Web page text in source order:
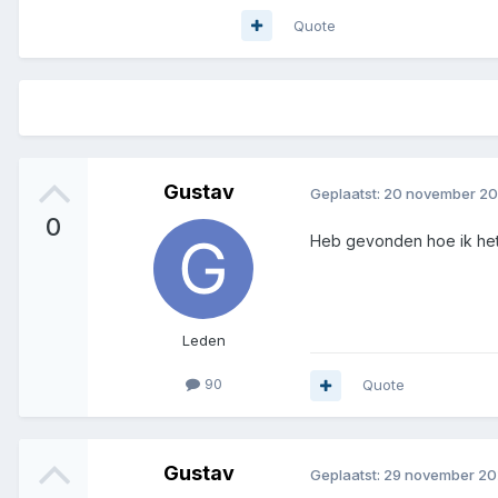
Quote
0
Gustav
Leden
90
Geplaatst: 20 november
Heb gevonden hoe ik
Quote
Gustav Geplaatst: 29 november